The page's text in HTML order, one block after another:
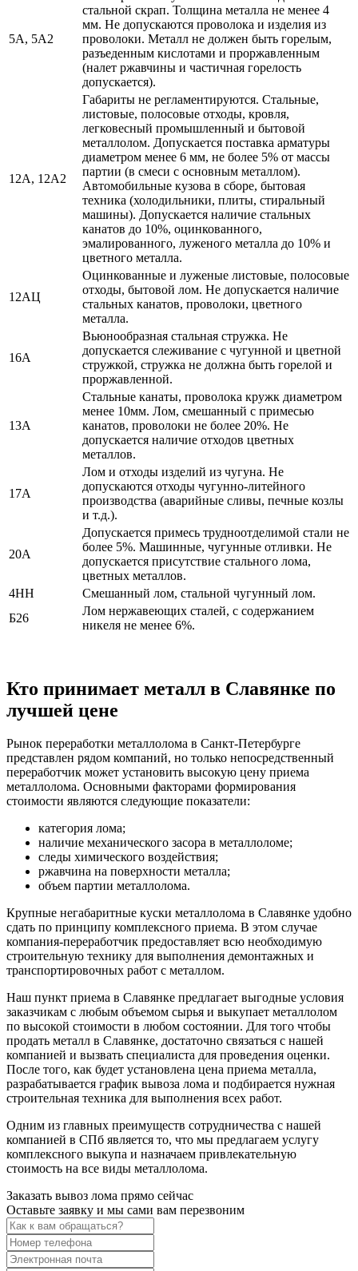
5А, 5А2
стальной скрап. Толщина металла не менее 4
мм. Не допускаются проволока и изделия из
проволоки. Металл не должен быть горелым,
разъеденным кислотами и проржавленным
(налет ржавчины и частичная горелость
допускается).
12А, 12А2
Габариты не регламентируются. Стальные,
листовые, полосовые отходы, кровля,
легковесный промышленный и бытовой
металлолом. Допускается поставка арматуры
диаметром менее 6 мм, не более 5% от массы
партии (в смеси с основным металлом).
Автомобильные кузова в сборе, бытовая
техника (холодильники, плиты, стиральный
машины). Допускается наличие стальных
канатов до 10%, оцинкованного,
эмалированного, луженого металла до 10% и
цветного металла.
12АЦ
Оцинкованные и луженые листовые, полосовые
отходы, бытовой лом. Не допускается наличие
стальных канатов, проволоки, цветного
металла.
16А
Вьюнообразная стальная стружка. Не
допускается слеживание с чугунной и цветной
стружкой, стружка не должна быть горелой и
проржавленной.
13А
Стальные канаты, проволока кружк диаметром
менее 10мм. Лом, смешанный с примесью
канатов, проволоки не более 20%. Не
допускается наличие отходов цветных
металлов.
17А
Лом и отходы изделий из чугуна. Не
допускаются отходы чугунно-литейного
производства (аварийные сливы, печные козлы
и т.д.).
20А
Допускается примесь трудноотделимой стали не
более 5%. Машинные, чугунные отливки. Не
допускается присутствие стального лома,
цветных металлов.
4НН
Смешанный лом, стальной чугунный лом.
Б26
Лом нержавеющих сталей, с содержанием
никеля не менее 6%.
Кто принимает металл в Славянке по
лучшей цене
Рынок переработки металлолома в Санкт-Петербурге
представлен рядом компаний, но только непосредственный
переработчик может установить высокую цену приема
металлолома. Основными факторами формирования
стоимости являются следующие показатели:
категория лома;
наличие механического засора в металлоломе;
следы химического воздействия;
ржавчина на поверхности металла;
объем партии металлолома.
Крупные негабаритные куски металлолома в Славянке удобно
сдать по принципу комплексного приема. В этом случае
компания-переработчик предоставляет всю необходимую
строительную технику для выполнения демонтажных и
транспортировочных работ с металлом.
Наш пункт приема в Славянке предлагает выгодные условия
заказчикам с любым объемом сырья и выкупает металлолом
по высокой стоимости в любом состоянии. Для того чтобы
продать металл в Славянке, достаточно связаться с нашей
компанией и вызвать специалиста для проведения оценки.
После того, как будет установлена цена приема металла,
разрабатывается график вывоза лома и подбирается нужная
строительная техника для выполнения всех работ.
Одним из главных преимуществ сотрудничества с нашей
компанией в СПб является то, что мы предлагаем услугу
комплексного выкупа и назначаем привлекательную
стоимость на все виды металлолома.
Заказать вывоз лома прямо сейчас
Оставьте заявку и мы сами вам перезвоним